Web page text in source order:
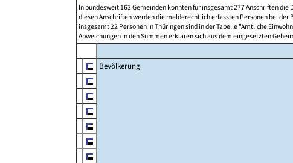
In bundesweit 163 Gemeinden konnten für insgesamt 277 Anschriften
diesen Anschriften werden die melderechtlich erfassten Personen bei
insgesamt 22 Personen in Thüringen sind in der Tabelle "Amtliche
Abweichungen in den Summen erklären sich aus dem eingesetzten
Bevölkerung